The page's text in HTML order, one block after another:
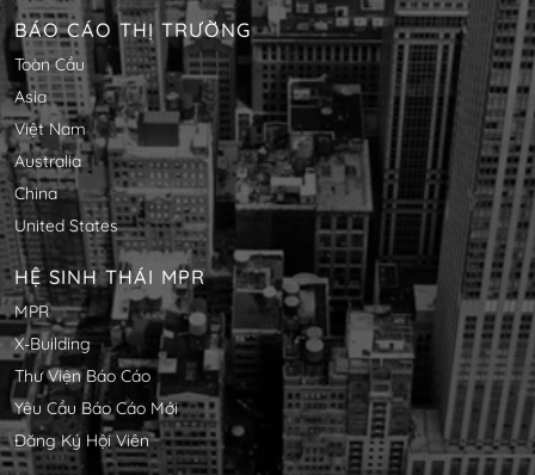
BÁO CÁO THỊ TRƯỜNG
Toàn Cầu
Asia
Việt Nam
Australia
China
United States
HỆ SINH THÁI MPR
MPR
X-Building
Thư Viện Báo Cáo
Yêu Cầu Báo Cáo Mới
Đăng Ký Hội Viên